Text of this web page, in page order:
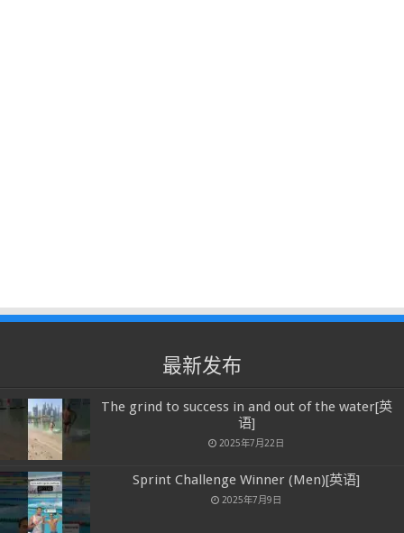
最新发布
The grind to success in and out of the water[英
语]
2025年7月22日
Sprint Challenge Winner (Men)[英语]
2025年7月9日